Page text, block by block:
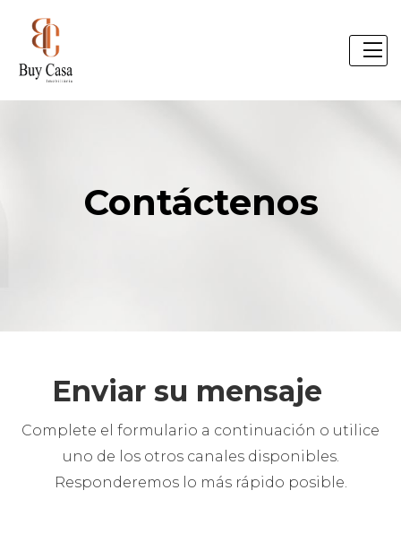
Contáctenos
Enviar su mensaje
Complete el formulario a continuación o utilice
uno de los otros canales disponibles.
Responderemos lo más rápido posible.